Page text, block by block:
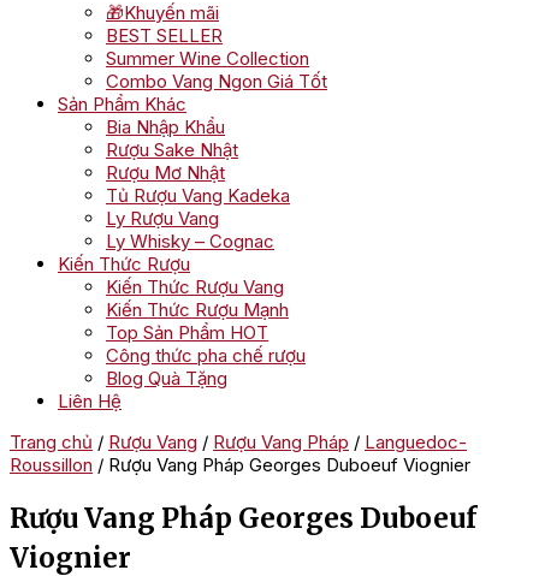
🎁Khuyến mãi
BEST SELLER
Summer Wine Collection
Combo Vang Ngon Giá Tốt
Sản Phẩm Khác
Bia Nhập Khẩu
Rượu Sake Nhật
Rượu Mơ Nhật
Tủ Rượu Vang Kadeka
Ly Rượu Vang
Ly Whisky – Cognac
Kiến Thức Rượu
Kiến Thức Rượu Vang
Kiến Thức Rượu Mạnh
Top Sản Phẩm HOT
Công thức pha chế rượu
Blog Quà Tặng
Liên Hệ
Trang chủ / Rượu Vang / Rượu Vang Pháp / Languedoc-
Roussillon / Rượu Vang Pháp Georges Duboeuf Viognier
Rượu Vang Pháp Georges Duboeuf
Viognier